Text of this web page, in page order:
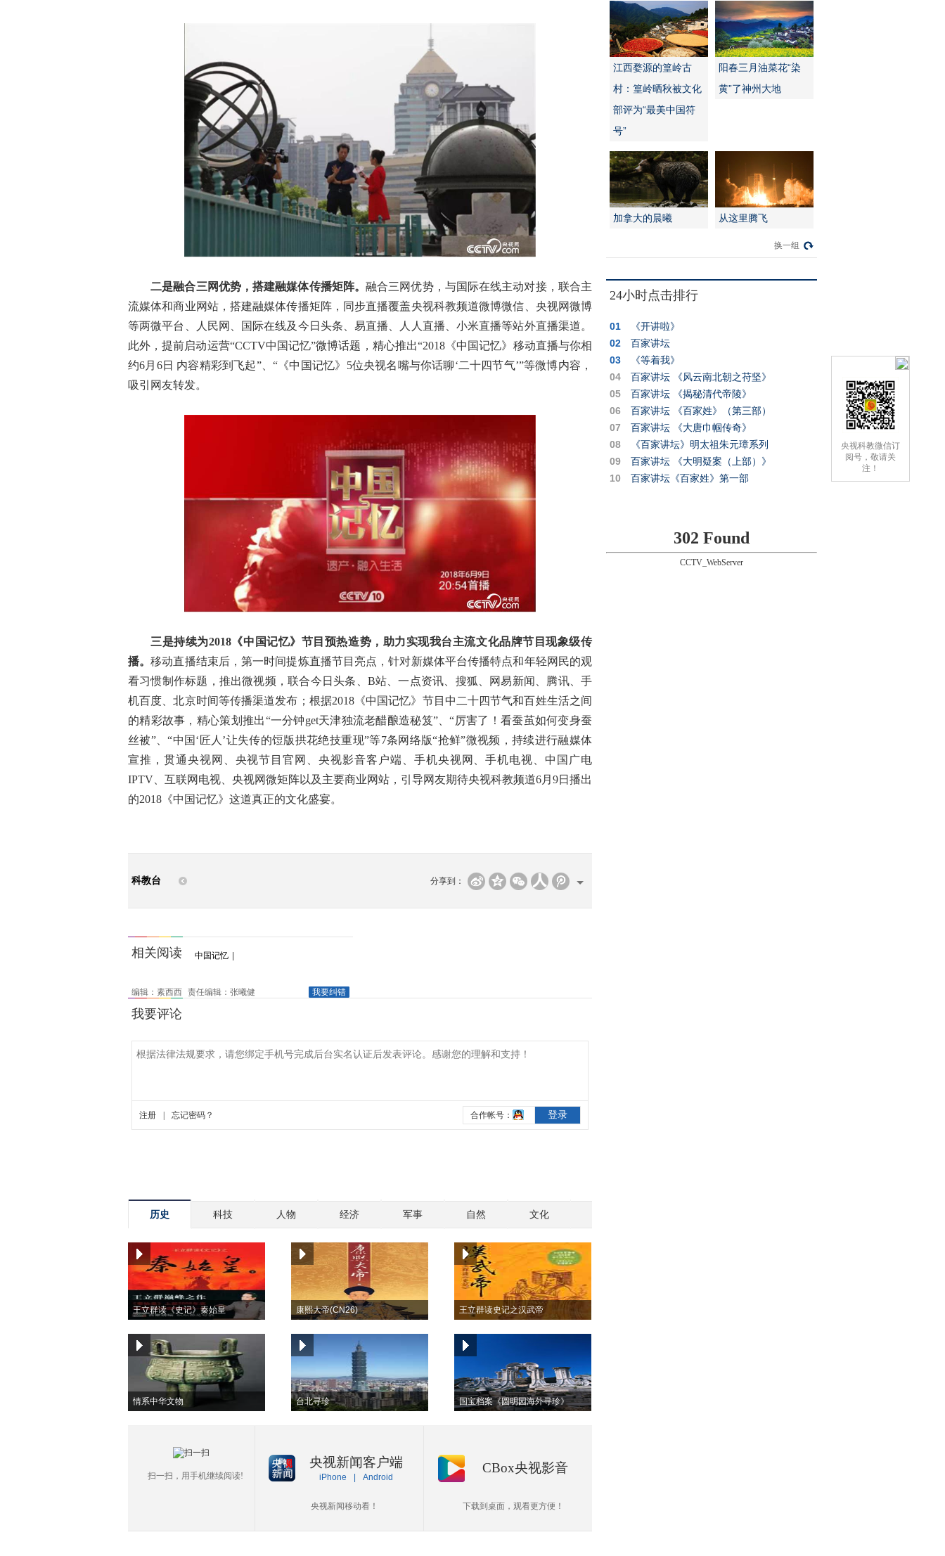
央视科教微信订
阅号，敬请关
注！
二是融合三网优势，搭建融媒体传播矩阵。融合三网优势，与国际在线主动对接，联合主
流媒体和商业网站，搭建融媒体传播矩阵，同步直播覆盖央视科教频道微博微信、央视网微博
等两微平台、人民网、国际在线及今日头条、易直播、人人直播、小米直播等站外直播渠道。
此外，提前启动运营“CCTV中国记忆”微博话题，精心推出“2018《中国记忆》移动直播与你相
约6月6日 内容精彩到飞起”、“《中国记忆》5位央视名嘴与你话聊‘二十四节气’”等微博内容，
吸引网友转发。
三是持续为2018《中国记忆》节目预热造势，助力实现我台主流文化品牌节目现象级传
播。移动直播结束后，第一时间提炼直播节目亮点，针对新媒体平台传播特点和年轻网民的观
看习惯制作标题，推出微视频，联合今日头条、 B站、一点资讯、搜狐、网易新闻、腾讯、手
机百度、北京时间等传播渠道发布；根据2018《中国记忆》节目中二十四节气和百姓生活之间
的精彩故事，精心策划推出“一分钟get天津独流老醋酿造秘笈”、“厉害了！看蚕茧如何变身蚕
丝被”、“中国‘匠人’让失传的饾版拱花绝技重现”等7条网络版“抢鲜”微视频，持续进行融媒体
宣推，贯通央视网、央视节目官网、央视影音客户端、手机央视网、手机电视、中国广电
IPTV、互联网电视、央视网微矩阵以及主要商业网站，引导网友期待央视科教频道6月9日播出
的2018《中国记忆》这道真正的文化盛宴。
科教台 分享到：
相关阅读 中国记忆 |
我要纠错
编辑：素西西 责任编辑：张曦健
历史 科技 人物 经济 军事 自然 文化
王立群读《史记》秦始皇 康熙大帝(CN26) 王立群读史记之汉武帝
情系中华文物 台北寻珍 国宝档案《圆明园海外寻珍》
扫一扫，用手机继续阅读!
央视新闻客户端
iPhone | Android
央视新闻移动看！
CBox央视影音
下载到桌面，观看更方便！
江西婺源的篁岭古
村：篁岭晒秋被文化
部评为“最美中国符
号”
阳春三月油菜花“染
黄”了神州大地
加拿大的晨曦 从这里腾飞
换一组
24小时点击排行
01
《开讲啦》
02
百家讲坛
03
《等着我》
04
百家讲坛 《风云南北朝之苻坚》
05
百家讲坛 《揭秘清代帝陵》
06
百家讲坛 《百家姓》（第三部）
07
百家讲坛 《大唐巾帼传奇》
08
《百家讲坛》明太祖朱元璋系列
09
百家讲坛 《大明疑案（上部）》
10
百家讲坛《百家姓》第一部
302 Found
CCTV_WebServer